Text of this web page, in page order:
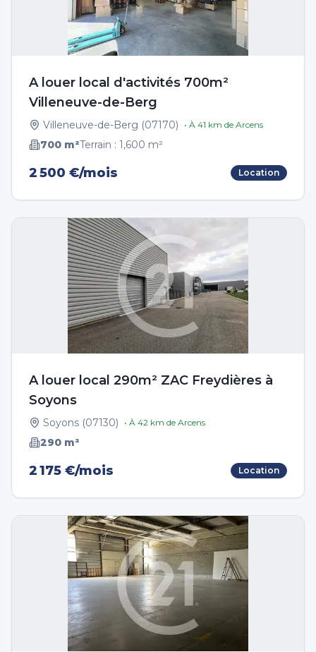
A louer local d'activités 700m²
Villeneuve-de-Berg
Villeneuve-de-Berg (07170) • À 41 km de Arcens
700 m²Terrain : 1,600 m²
2 500 €/mois Location
A louer local 290m² ZAC Freydières à
Soyons
Soyons (07130) • À 42 km de Arcens
290 m²
2 175 €/mois Location